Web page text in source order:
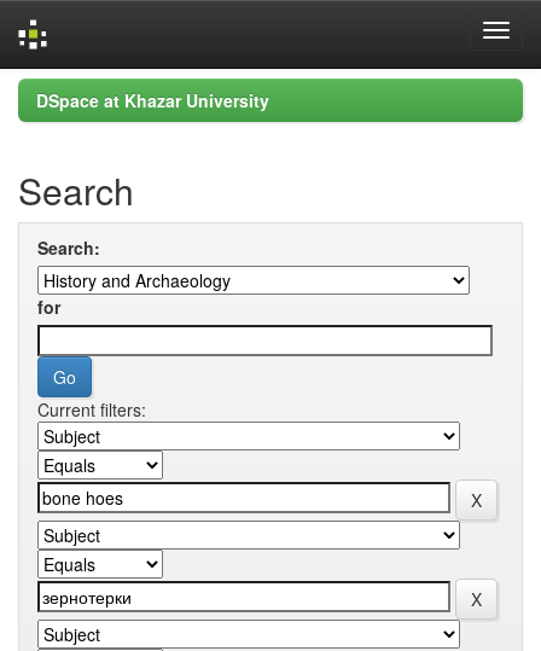
Skip
navigation
DSpace at Khazar University
Search
Search:
for
Current filters: